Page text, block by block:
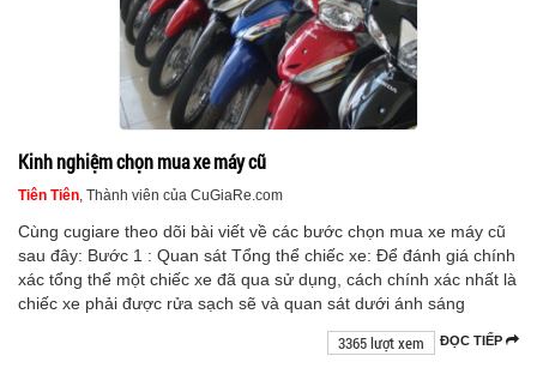
Kinh nghiệm chọn mua xe máy cũ
Tiên Tiên, Thành viên của CuGiaRe.com
Cùng cugiare theo dõi bài viết về các bước chọn mua xe máy cũ
sau đây: Bước 1 : Quan sát Tổng thể chiếc xe: Để đánh giá chính
xác tổng thể một chiếc xe đã qua sử dụng, cách chính xác nhất là
chiếc xe phải được rửa sạch sẽ và quan sát dưới ánh sáng
ĐỌC TIẾP
3365 lượt xem